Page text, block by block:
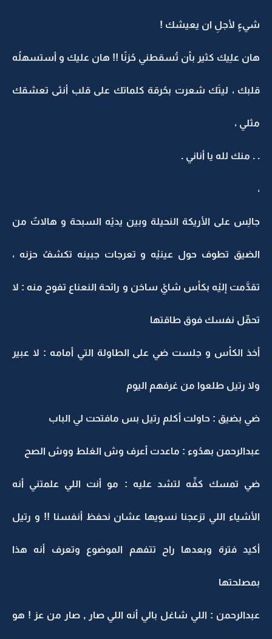
شيءٍ لأجلِ ان يعيشك !
هان علِيك كثير بأن تُسقطني حُزنًا !! هان عليك و أستسهلُه
قلبك ، ليتَك شعرت بحُرقة كلماتك على قلب أنثى تعشقك
مثلي ،
. . منك لله يا أناني .
،
جالِس على الأريكة النحيلة وبين يديْه السبحة و هالاتٌ من
الضيق تطوف حول عينيْه و تعرجات جبينه تكشفُ حزنه ،
تقدَّمت إليْه بكأس شايْ ساخن و رائحة النعناع تفوح منه : لا
تحمِّل نفسك فوق طاقتها
أخذ الكأس و جلست ضي على الطاولة التي أمامه : لا عبير
ولا رتيل طلعوا من غرفهم اليوم
ضي بضيق : حاولت أكلم رتيل بس مافتحت لي الباب
عبدالرحمن بهدُوء : ماعدت أعرف وش الغلط ووش الصح
ضي تمسك كفِّه لتشد عليه : مو أنت اللي علمتني أنه
الأشياء اللي تزعجنا نسويها عشان نحفظ أنفسنا !! و رتيل
أكيد فترة وبعدها راح تتفهم الموضوع وتعرف أنه هذا
بمصلحتها
عبدالرحمن : اللي شاغل بالي أنه اللي صار , صار من عز ! هو